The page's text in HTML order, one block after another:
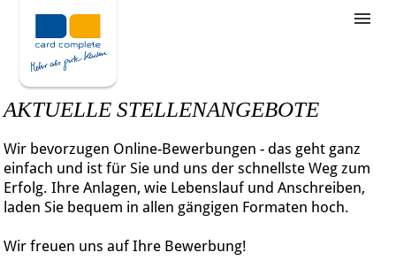
Stellenangebote
Unternehmensziele
Wie bewerbe ich mich
AKTUELLE STELLENANGEBOTE
Wir bevorzugen Online-Bewerbungen - das geht ganz
einfach und ist für Sie und uns der schnellste Weg zum
Erfolg. Ihre Anlagen, wie Lebenslauf und Anschreiben,
laden Sie bequem in allen gängigen Formaten hoch.
Wir freuen uns auf Ihre Bewerbung!